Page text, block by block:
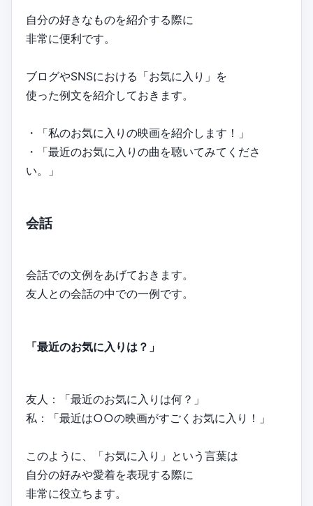
自分の好きなものを紹介する際に
非常に便利です。
ブログやSNSにおける「お気に入り」を
使った例文を紹介しておきます。
・「私のお気に入りの映画を紹介します！」
・「最近のお気に入りの曲を聴いてみてくださ
い。」
会話
会話での文例をあげておきます。
友人との会話の中での一例です。
「最近のお気に入りは？」
友人：「最近のお気に入りは何？」
私：「最近は○○の映画がすごくお気に入り！」
このように、「お気に入り」という言葉は
自分の好みや愛着を表現する際に
非常に役立ちます。